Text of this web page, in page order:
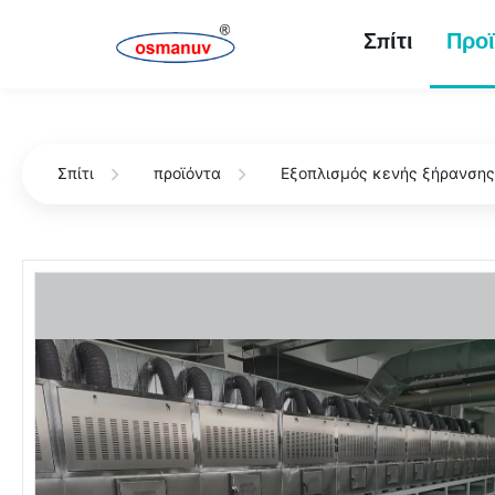
Σπίτι
Σπίτι προϊόντα Εξοπλισμός κενής